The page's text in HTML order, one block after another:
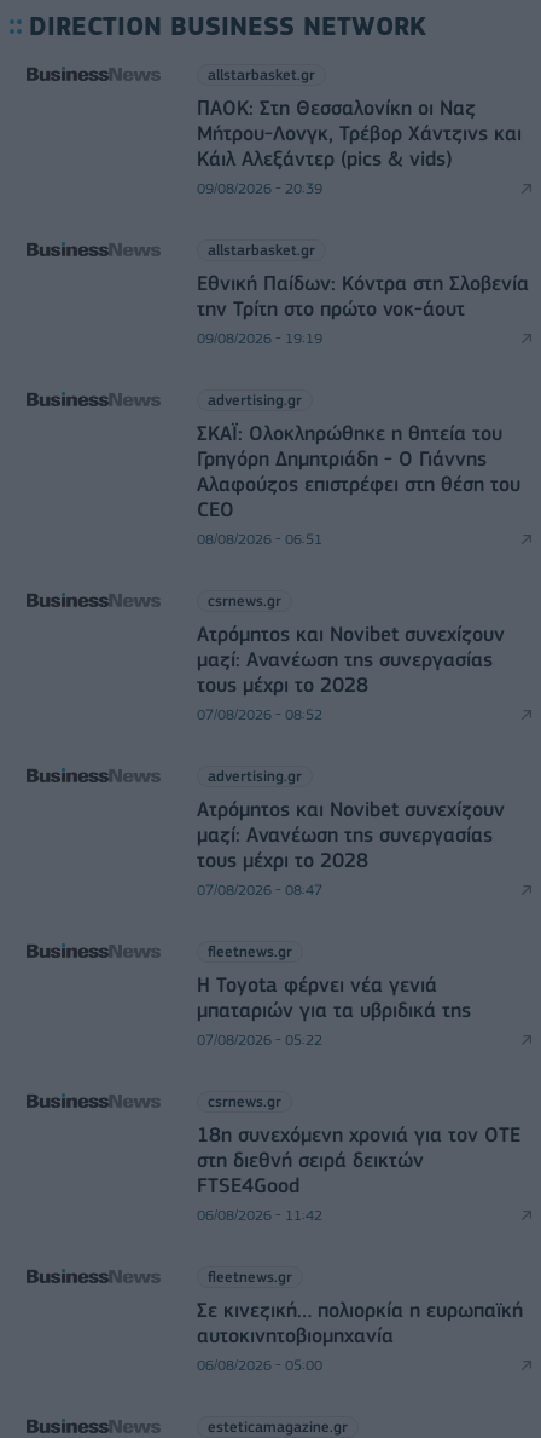
DIRECTION BUSINESS NETWORK
allstarbasket.gr
ΠΑΟΚ: Στη Θεσσαλονίκη οι Ναζ
Μήτρου-Λονγκ, Τρέβορ Χάντζινς και
Κάιλ Αλεξάντερ (pics & vids)
09/08/2026 - 20:39
allstarbasket.gr
Εθνική Παίδων: Κόντρα στη Σλοβενία
την Τρίτη στο πρώτο νοκ-άουτ
09/08/2026 - 19:19
advertising.gr
ΣΚΑΪ: Ολοκληρώθηκε η θητεία του
Γρηγόρη Δημητριάδη - Ο Γιάννης
Αλαφούζος επιστρέφει στη θέση του
CEO
08/08/2026 - 06:51
csrnews.gr
Ατρόμητος και Novibet συνεχίζουν
μαζί: Ανανέωση της συνεργασίας
τους μέχρι το 2028
07/08/2026 - 08:52
advertising.gr
Ατρόμητος και Novibet συνεχίζουν
μαζί: Ανανέωση της συνεργασίας
τους μέχρι το 2028
07/08/2026 - 08:47
fleetnews.gr
Η Toyota φέρνει νέα γενιά
μπαταριών για τα υβριδικά της
07/08/2026 - 05:22
csrnews.gr
18η συνεχόμενη χρονιά για τον ΟΤΕ
στη διεθνή σειρά δεικτών
FTSE4Good
06/08/2026 - 11:42
fleetnews.gr
Σε κινεζική… πολιορκία η ευρωπαϊκή
αυτοκινητοβιομηχανία
06/08/2026 - 05:00
esteticamagazine.gr